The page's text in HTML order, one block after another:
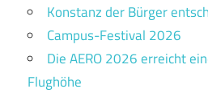
Konstanz der Bürger
Campus-Festival 2026
Die AERO 2026 erreicht
Flughöhe